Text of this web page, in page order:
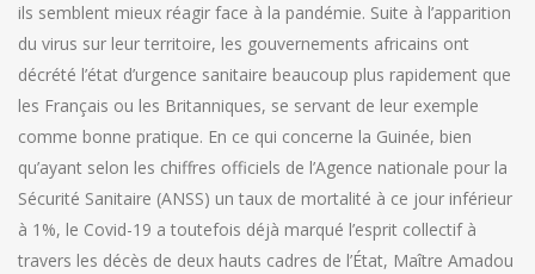
ils semblent mieux réagir face à la pandémie. Suite à l’apparition
du virus sur leur territoire, les gouvernements africains ont
décrété l’état d’urgence sanitaire beaucoup plus rapidement que
les Français ou les Britanniques, se servant de leur exemple
comme bonne pratique. En ce qui concerne la Guinée, bien
qu’ayant selon les chiffres officiels de l’Agence nationale pour la
Sécurité Sanitaire (ANSS) un taux de mortalité à ce jour inférieur
à 1%, le Covid-19 a toutefois déjà marqué l’esprit collectif à
travers les décès de deux hauts cadres de l’État, Maître Amadou